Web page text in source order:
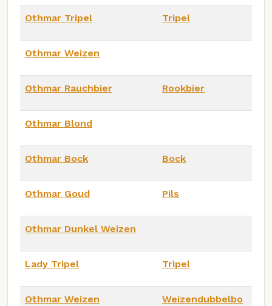
Othmar Tripel Tripel
Othmar Weizen
Othmar Rauchbier Rookbier
Othmar Blond
Othmar Bock Bock
Othmar Goud Pils
Othmar Dunkel Weizen
Lady Tripel Tripel
Othmar Weizen
Weizendubbelbo